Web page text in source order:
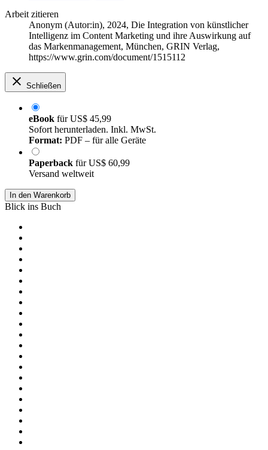
Arbeit zitieren
Anonym (Autor:in), 2024, Die Integration von künstlicher
Intelligenz im Content Marketing und ihre Auswirkung auf
das Markenmanagement, München, GRIN Verlag,
https://www.grin.com/document/1515112
Schließen
eBook fürUS$ 45,99
Sofort herunterladen. Inkl. MwSt.
Format: PDF – für alle Geräte
Paperback fürUS$ 60,99
Versand weltweit
In den Warenkorb
Blick ins Buch